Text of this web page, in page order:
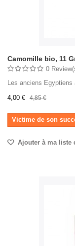
Camomille bio, 11
0
Les anciens Egyptiens
4,00 €
4,85 €
Victime de son
Ajouter à ma liste